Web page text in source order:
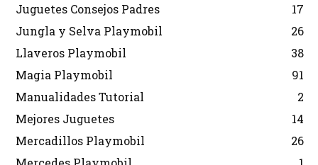
Juguetes Consejos Padres
17
Jungla y Selva Playmobil
26
Llaveros Playmobil
38
Magia Playmobil
91
Manualidades Tutorial
2
Mejores Juguetes
14
Mercadillos Playmobil
26